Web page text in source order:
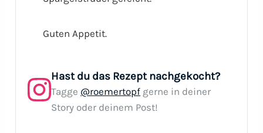
Guten Appetit.
Hast du das Rezept nachgekocht?
Tagge @roemertopf gerne in deiner
Story oder deinem Post!